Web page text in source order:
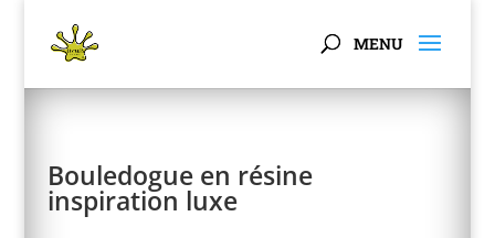
Bouledogue en résine
inspiration luxe